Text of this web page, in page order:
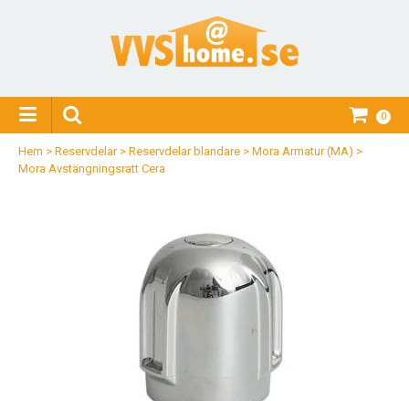
0
Hem > Reservdelar> Reservdelar blandare > Mora Armatur (MA) >
Mora Avstängningsratt Cera